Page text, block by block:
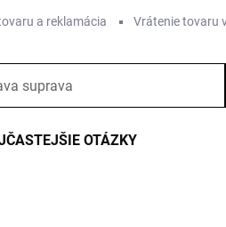
a reklamácia Vrátenie tovaru
OTÁZKY